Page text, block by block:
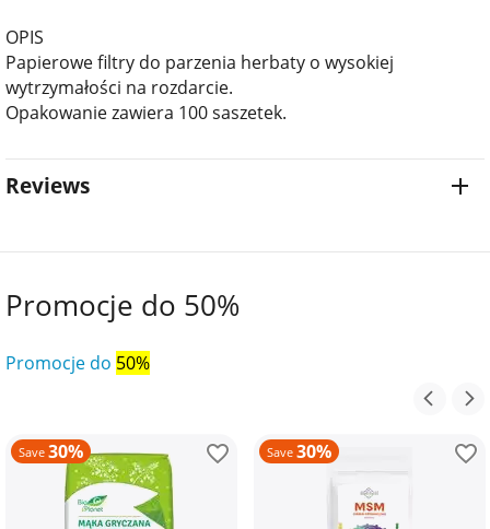
OPIS
Papierowe filtry do parzenia herbaty o wysokiej
wytrzymałości na rozdarcie.
Opakowanie zawiera 100 saszetek.
Reviews
Promocje do 50%
Promocje do 50%
Save 30% Save 30%